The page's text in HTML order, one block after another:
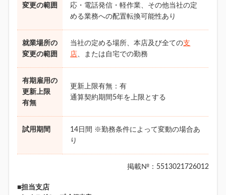
変更の範囲
応・電話発信・軽作業、その他当社の定
める業務への配置転換可能性あり
就業場所の
変更の範囲
当社の定める場所、本店及び全ての支
店、または自宅での勤務
有期雇用の
更新上限
有無
更新上限有無：有
通算契約期間5年を上限とする
試用期間
14日間 ※勤務条件によって変動の場合あ
り
掲載№：5513021726012
■担当支店